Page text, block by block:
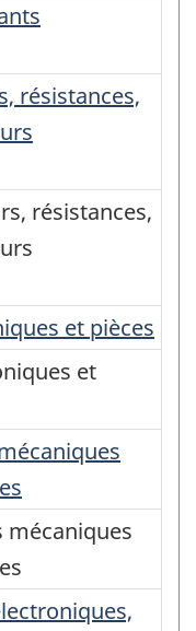
résistances,
résistances,
et pièces
et
mécaniques